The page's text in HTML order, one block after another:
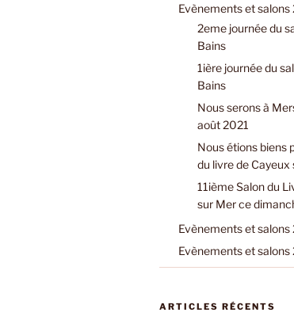
Evènements et salons
2eme journée du
Bains
1ière journée du
Bains
Nous serons à
août 2021
Nous étions biens
du livre de Cayeux
11ième Salon du
sur Mer ce
Evènements et
Evènements et salons
ARTICLES RÉCENTS